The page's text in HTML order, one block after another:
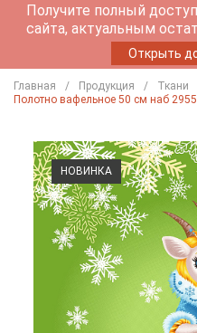
Получите полный
сайта, актуальным
Открыть
Главная Продукция Ткани
Полотно вафельное 50 см наб
НОВИНКА